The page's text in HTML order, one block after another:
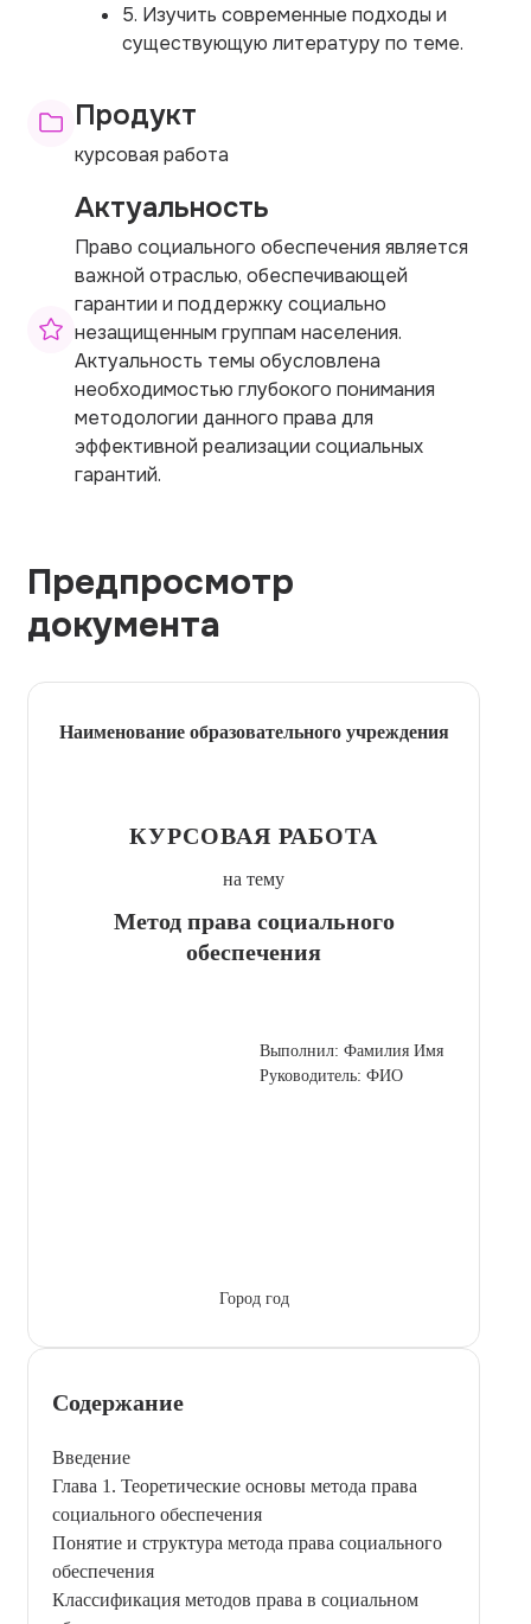
5. Изучить современные подходы и
существующую литературу по теме.
Продукт
курсовая работа
Актуальность
Право социального обеспечения является
важной отраслью, обеспечивающей
гарантии и поддержку социально
незащищенным группам населения.
Актуальность темы обусловлена
необходимостью глубокого понимания
методологии данного права для
эффективной реализации социальных
гарантий.
Предпросмотр
документа
Наименование образовательного учреждения
КУРСОВАЯ РАБОТА
на тему
Метод права социального
обеспечения
Выполнил: Фамилия Имя
Руководитель: ФИО
Город год
Содержание
Введение
Глава 1. Теоретические основы метода права
социального обеспечения
Понятие и структура метода права социального
обеспечения
Классификация методов права в социальном